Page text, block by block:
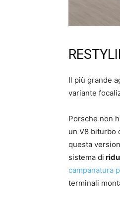
Il più grande
variante
Porsche non
un V8 biturbo
questa
sistema di
campanatura
terminali